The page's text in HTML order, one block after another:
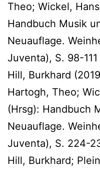
Theo; Wickel,
Handbuch Musik
Neuauflage.
Juventa), S. 98-111
Hill, Burkhard
Hartogh, Theo;
(Hrsg): Handbuch
Neuauflage.
Juventa), S. 224-
Hill, Burkhard;